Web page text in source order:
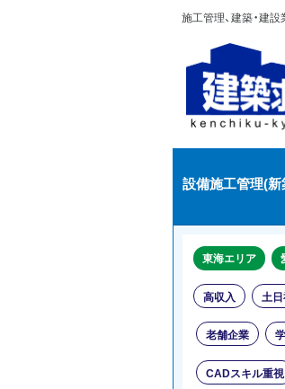
施工管理、建築・建
設備施工管理(新
東海エリア
高収入 土
老舗企業
CADスキル重視